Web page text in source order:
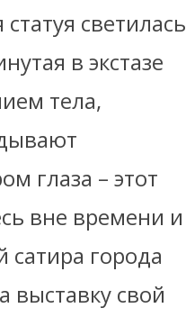
светилась
в экстазе
тела,
глаза – этот
вне времени и
сатира города
свой